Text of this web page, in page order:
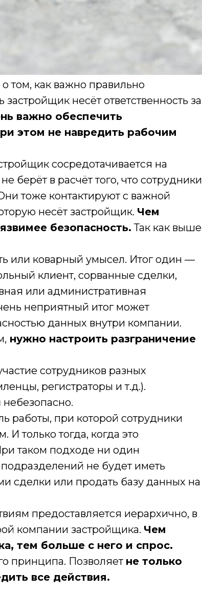
том, как важно правильно
несёт ответственность за
важно обеспечить
этом не навредить рабочим
сосредотачивается на
берёт в расчёт того, что сотрудники
тоже контактируют с важной
несёт застройщик. Чем
безопасность. Так как выше
или коварный умысел. Итог один —
клиент, сорванные сделки,
или административная
неприятный итог может
данных внутри компании.
нужно настроить разграничение
сотрудников разных
регистраторы и т.д.).
работы, при которой сотрудники
только тогда, когда это
таком подходе ни один
не будет иметь
сделки или продать базу данных на
предоставляется иерархично, в
компании застройщика. Чем
тем больше с него и спрос.
принципа. Позволяет не только
все действия.